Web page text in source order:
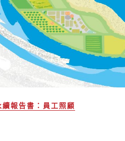
報告書：員工照顧